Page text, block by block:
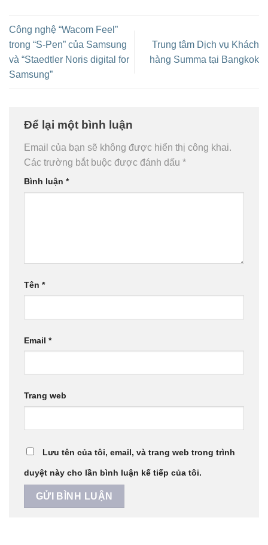
Công nghệ “Wacom Feel”
trong “S-Pen” của Samsung
và “Staedtler Noris digital for
Samsung”
Trung tâm Dịch vụ Khách
hàng Summa tại Bangkok
Để lại một bình luận
Email của bạn sẽ không được hiển thị công khai.
Các trường bắt buộc được đánh dấu *
Bình luận *
Tên *
Email *
Trang web
Lưu tên của tôi, email, và trang web trong trình
duyệt này cho lần bình luận kế tiếp của tôi.